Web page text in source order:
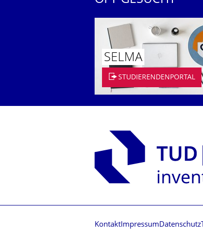
SELMA
STUDIERENDENPORTAL
KontaktImpressumDatenschutz